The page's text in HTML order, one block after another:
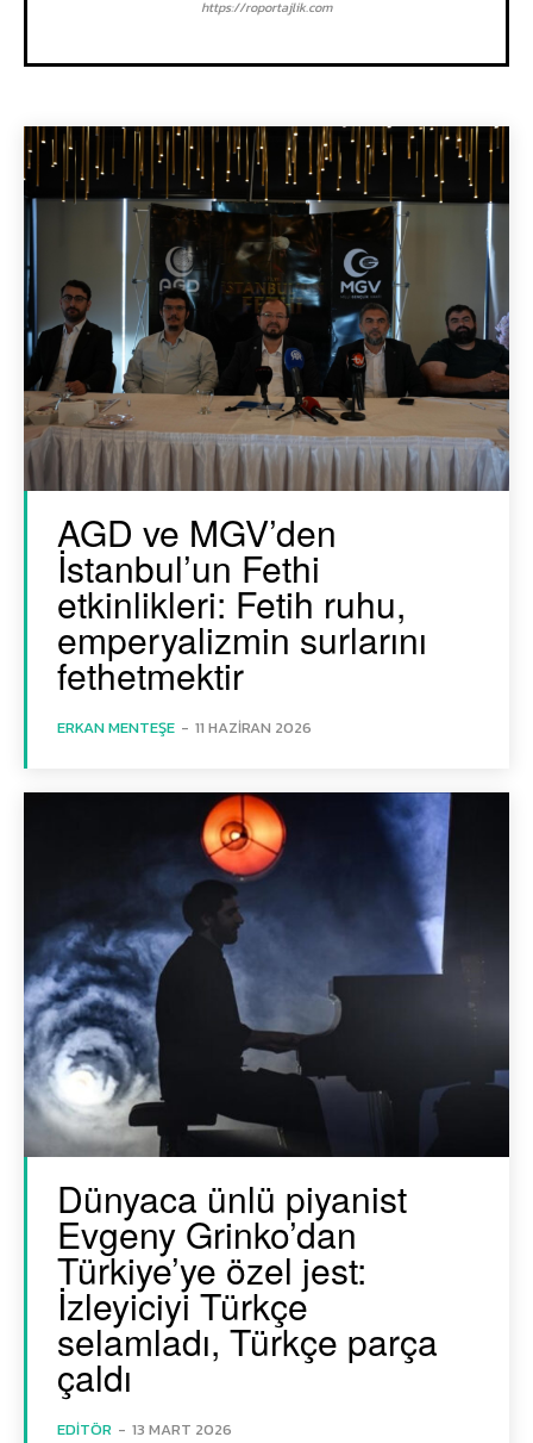
https://roportajlik.com
AGD ve MGV’den
İstanbul’un Fethi
etkinlikleri: Fetih ruhu,
emperyalizmin surlarını
fethetmektir
ERKAN MENTEŞE - 11 HAZIRAN 2026
Dünyaca ünlü piyanist
Evgeny Grinko’dan
Türkiye’ye özel jest:
İzleyiciyi Türkçe
selamladı, Türkçe parça
çaldı
EDITÖR - 13 MART 2026